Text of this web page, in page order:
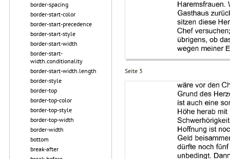
border-spacing
border-start-color
border-start-precedence
border-start-style
border-start-width
border-start-
width.conditionality
border-start-width.length
border-style
border-top
border-top-color
border-top-style
border-top-width
border-width
bottom
break-after
Seite 3